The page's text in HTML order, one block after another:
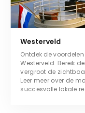
Westerveld
Ontdek de
Westerveld. Bereik
vergroot de
Leer meer over de
succesvolle lokale